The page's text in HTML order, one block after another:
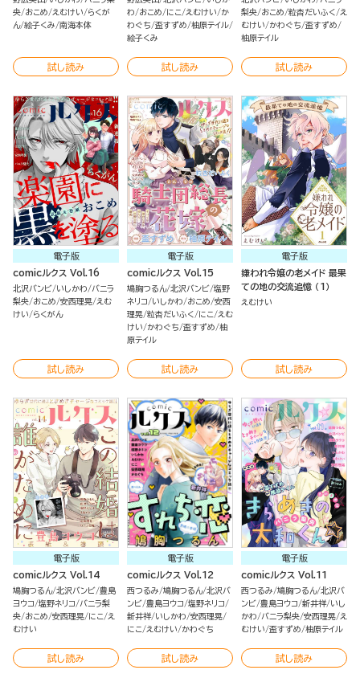
央 おこめ えむけい
らくが
ん 絵子くみ 南海本体
試し読み
わ
おこめ にこ えむけい
か
わぐち 盃すずめ 柚原テイル
絵子くみ
試し読み
梨央 おこめ 粒杏だいふく
え
むけい
かわぐち 盃すずめ
柚原テイル
試し読み
電子版
comicルクス Vol.16
北沢バンビ いしかわ
バニラ
梨央 おこめ 安西理晃 えむ
けい
らくがん
試し読み
電子版
comicルクス Vol.15
鳩胸つるん 北沢バンビ 塩野
ネリコ
いしかわ おこめ 安西
理晃 粒杏だいふく にこ
えむ
けい
かわぐち 盃すずめ 柚
原テイル
試し読み
電子版
嫌われ令嬢の老メイド 最果
ての地の交流追憶 （1）
えむけい
試し読み
電子版
comicルクス Vol.14
鳩胸つるん 北沢バンビ 豊島
ヨウコ 塩野ネリコ
バニラ梨
央 おこめ 安西理晃 にこ
え
むけい
試し読み
電子版
comicルクス Vol.12
西つるみ 鳩胸つるん 北沢バ
ンビ 豊島ヨウコ 塩野ネリコ
新井祥 いしかわ 安西理晃
にこ
えむけい かわぐち
試し読み
電子版
comicルクス Vol.11
西つるみ 鳩胸つるん 北沢バ
ンビ 豊島ヨウコ 新井祥 いし
かわ
バニラ梨央 安西理晃 え
むけい 盃すずめ 柚原テイル
試し読み